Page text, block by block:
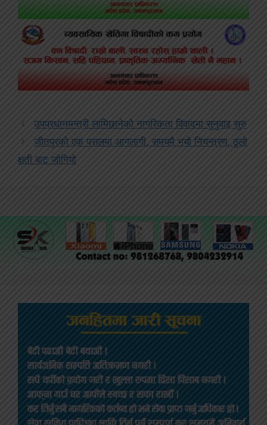
उपप्रधानमन्त्री लामिछानेको नागरिकता विवादमा सुनुवाइ सुरु
जीतपुरको एक पसलमा आगलागी, समयमै भयो नियन्त्रण, ठुलो
क्षती बाट जोगियो